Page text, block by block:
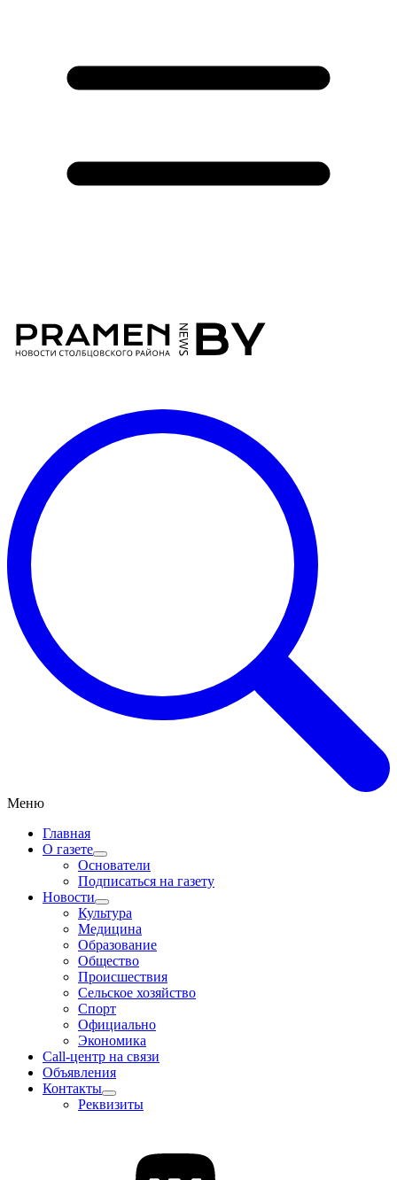
Меню
Главная
О газете
Основатели
Подписаться на газету
Новости
Культура
Медицина
Образование
Общество
Происшествия
Сельское хозяйство
Спорт
Официально
Экономика
Call-центр на связи
Объявления
Контакты
Реквизиты